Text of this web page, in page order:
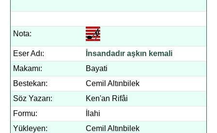
Nota:
Eser Adı:
İnsandadır aşkın kemali
Makamı:
Bayati
Bestekarı:
Cemil Altınbilek
Söz Yazarı:
Ken'an Rifâi
Formu:
İlahi
Yükleyen:
Cemil Altınbilek